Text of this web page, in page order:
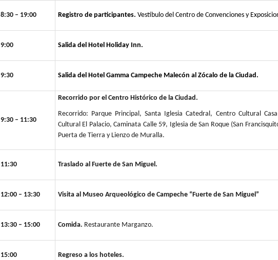
8:30 – 19:00 Registro de participantes. Vestíbulo del Centro de Convenciones y
9:00 Salida del Hotel Holiday Inn.
9:30 Salida del Hotel Gamma Campeche Malecón al Zócalo de la Ciudad.
9:30 – 11:30
Recorrido por el Centro Histórico de la Ciudad.
Recorrido: Parque Principal, Santa Iglesia Catedral, Centro Cultural
Cultural El Palacio, Caminata Calle 59, Iglesia de San Roque (San
Puerta de Tierra y Lienzo de Muralla.
11:30 Traslado al Fuerte de San Miguel.
12:00 – 13:30 Visita al Museo Arqueológico de Campeche “Fuerte de San Miguel”
13:30 – 15:00 Comida. Restaurante Marganzo.
15:00 Regreso a los hoteles.